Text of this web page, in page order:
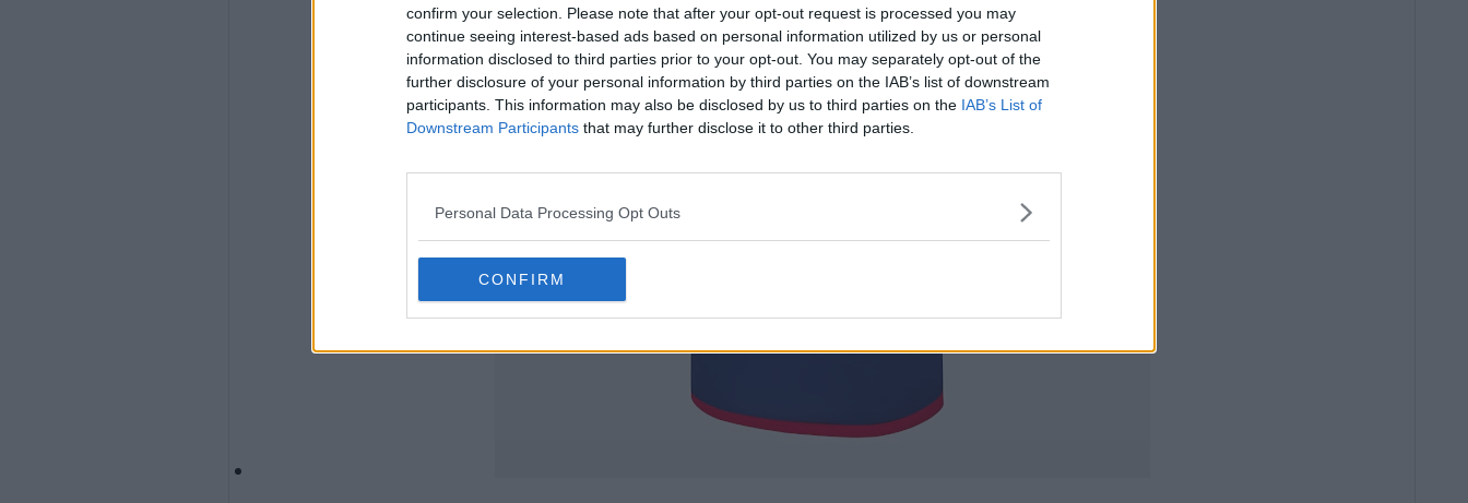
confirm your selection. Please note that after your opt-out request is processed you may
continue seeing interest-based ads based on personal information utilized by us or personal
information disclosed to third parties prior to your opt-out. You may separately opt-out of the
further disclosure of your personal information by third parties on the IAB’s list of downstream
participants. This information may also be disclosed by us to third parties on the IAB’s List of
Downstream Participants that may further disclose it to other third parties.
Personal Data Processing Opt Outs
CONFIRM